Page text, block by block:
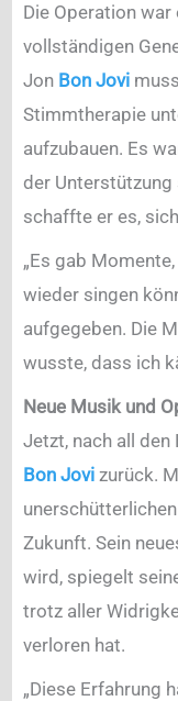
Die Operation
vollständigen
Jon Bon Jovi
Stimmtherapie
aufzubauen. Es
der Unterstützung
schaffte er es,
„Es gab
wieder singen
aufgegeben. Die
wusste, dass ich
Neue Musik und
Jetzt, nach all
Bon Jovi zurück.
Zukunft. Sein
wird, spiegelt
trotz aller
verloren hat.
„Diese Erfahrung